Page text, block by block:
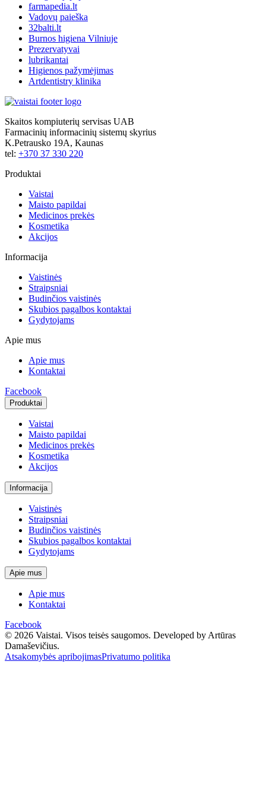
farmapedia.lt
Vadovų paieška
32balti.lt
Burnos higiena Vilniuje
Prezervatyvai
lubrikantai
Higienos pažymėjimas
Artdentistry klinika
Skaitos kompiuterių servisas UAB
Farmacinių informacinių sistemų skyrius
K.Petrausko 19A, Kaunas
tel: +370 37 330 220
Produktai
Vaistai
Maisto papildai
Medicinos prekės
Kosmetika
Akcijos
Informacija
Vaistinės
Straipsniai
Budinčios vaistinės
Skubios pagalbos kontaktai
Gydytojams
Apie mus
Apie mus
Kontaktai
Facebook
Produktai
Vaistai
Maisto papildai
Medicinos prekės
Kosmetika
Akcijos
Informacija
Vaistinės
Straipsniai
Budinčios vaistinės
Skubios pagalbos kontaktai
Gydytojams
Apie mus
Apie mus
Kontaktai
Facebook
© 2026 Vaistai. Visos teisės saugomos. Developed by Artūras
Damaševičius.
Atsakomybės apribojimasPrivatumo politika